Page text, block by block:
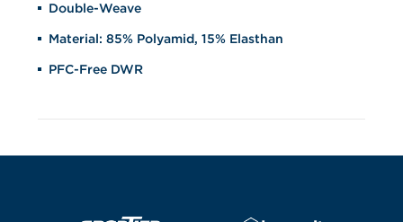
Double-Weave
Material: 85% Polyamid, 15% Elasthan
PFC-Free DWR